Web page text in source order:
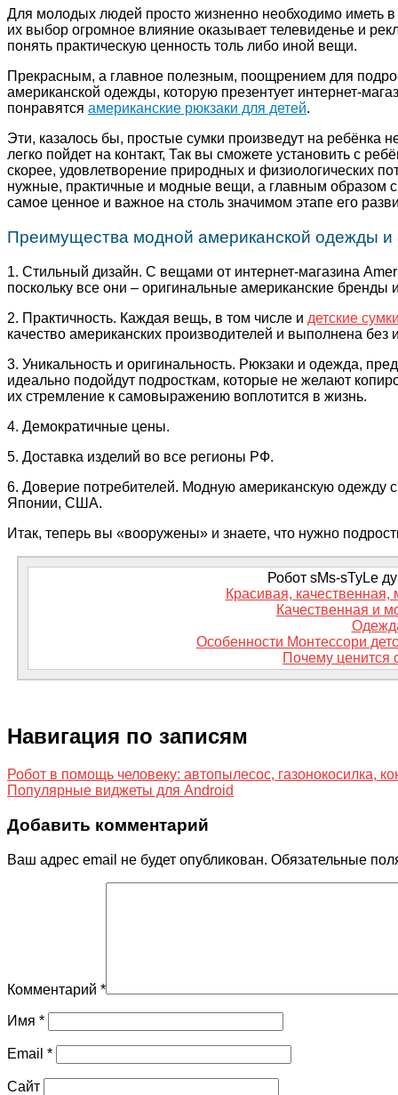
Для молодых людей просто жизненно необходимо иметь
их выбор огромное влияние оказывает телевиденье и
понять практическую ценность толь либо иной вещи.
Прекрасным, а главное полезным, поощрением для
американской одежды, которую презентует интернет-
понравятся американские рюкзаки для детей.
Эти, казалось бы, простые сумки произведут на ребёнка
легко пойдет на контакт, Так вы сможете установить с
скорее, удовлетворение природных и физиологических
нужные, практичные и модные вещи, а главным образом
самое ценное и важное на столь значимом этапе его
Преимущества модной американской одежды и
1. Стильный дизайн. С вещами от интернет-магазина
поскольку все они – оригинальные американские бренды
2. Практичность. Каждая вещь, в том числе и детские
качество американских производителей и выполнена
3. Уникальность и оригинальность. Рюкзаки и одежда,
идеально подойдут подросткам, которые не желают
их стремление к самовыражению воплотится в жизнь.
4. Демократичные цены.
5. Доставка изделий во все регионы РФ.
6. Доверие потребителей. Модную американскую одежду
Японии, США.
Итак, теперь вы «вооружены» и знаете, что нужно
Робот sMs-sTyLe
Красивая,
Качественная и
Особенности Монтессори
Почему ценится
Навигация по записям
Робот в помощь человеку: автопылесос, газонокосилка,
Популярные виджеты для Android
Добавить комментарий
Ваш адрес email не будет опубликован. Обязательные
Комментарий *
Имя *
Email *
Сайт